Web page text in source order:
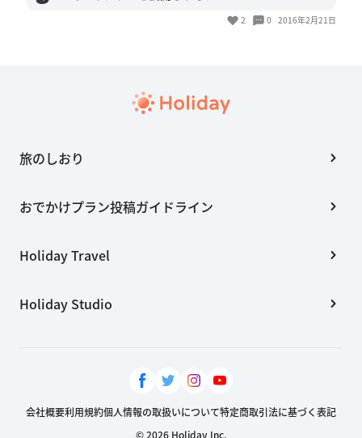
2 0 2016年2月21日
旅のしおり
おでかけプラン投稿ガイドライン
Holiday Travel
Holiday Studio
会社概要利用規約個人情報の取扱いについて特定商取引法に基づく表記
© 2026 Holiday Inc.